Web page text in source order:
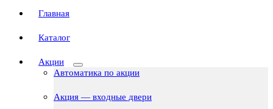
Главная
Каталог
Акции
Автоматика по акции
Акция — входные двери